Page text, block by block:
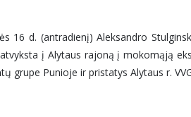
16 d. (antradienį) Aleksandro
į Alytaus rajoną į mokomąją
grupe Punioje ir pristatys Alytaus r.